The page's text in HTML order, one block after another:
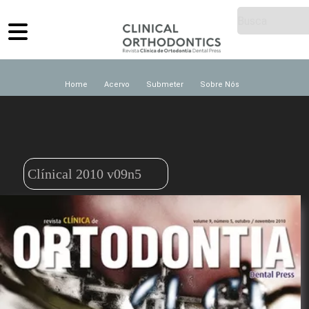
Home Acervo Submeter Sobre Nós
Clínical 2010 v09n5